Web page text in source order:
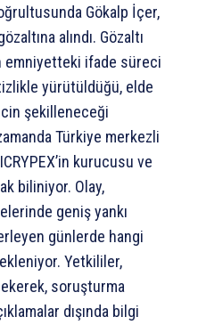
Gökalp İçer,
alındı. Gözaltı
emniyetteki ifade süreci
yürütüldüğü, elde
şekilleneceği
Türkiye merkezli
kurucusu ve
biliniyor. Olay,
geniş yankı
günlerde hangi
Yetkililer,
soruşturma
dışında bilgi